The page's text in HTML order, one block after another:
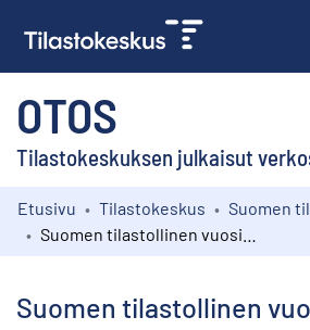
OTOS
Tilastokeskuksen julkaisut
Kokoelmat
Etusivu Tilastokeskus
Suomen tilastollinen